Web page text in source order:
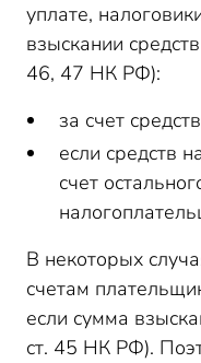
уплате,
взыскании
46, 47 НК РФ):
за счет
если средств
счет
В некоторых
счетам
если сумма
ст. 45 НК РФ).